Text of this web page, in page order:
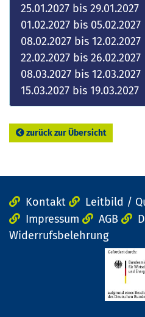
25.01.2027 bis 29.01.2027
01.02.2027 bis 05.02.2027
08.02.2027 bis 12.02.2027
22.02.2027 bis 26.02.2027
08.03.2027 bis 12.03.2027
15.03.2027 bis 19.03.2027
zurück zur Übersicht
Kontakt Leitbild /
Impressum
AGB
Widerrufsbelehrung